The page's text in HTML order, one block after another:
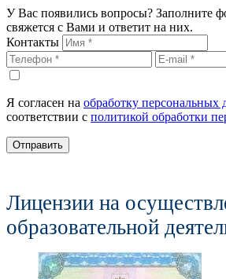
У Вас появились вопросы? Заполните
свяжется с Вами и ответит на них.
Контакты
Я согласен на обработку персональных
соответствии с политикой обработки
Отправить
Лицензии на
образовательной